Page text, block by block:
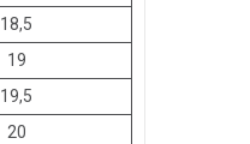
18,5
19
19,5
20